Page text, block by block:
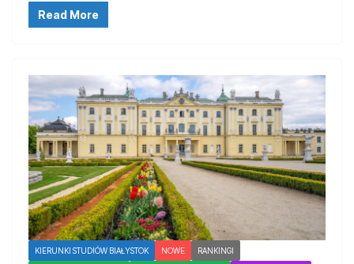
Read More
KIERUNKI STUDIÓW BIAŁYSTOK NOWE RANKINGI